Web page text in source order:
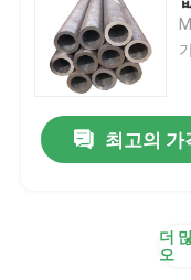
정확성 강관
보일러관 차폐
체인형 화격자 바
최고의 가
더
오